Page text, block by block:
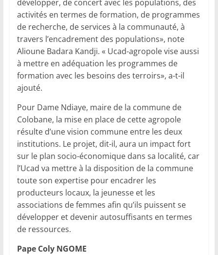
développer, de concert avec les populations, des
activités en termes de formation, de programmes
de recherche, de services à la communauté, à
travers l’encadrement des populations», note
Alioune Badara Kandji. « Ucad-agropole vise aussi
à mettre en adéquation les programmes de
formation avec les besoins des terroirs», a-t-il
ajouté.
Pour Dame Ndiaye, maire de la commune de
Colobane, la mise en place de cette agropole
résulte d’une vision commune entre les deux
institutions. Le projet, dit-il, aura un impact fort
sur le plan socio-économique dans sa localité, car
l’Ucad va mettre à la disposition de la commune
toute son expertise pour encadrer les
producteurs locaux, la jeunesse et les
associations de femmes afin qu’ils puissent se
développer et devenir autosuffisants en termes
de ressources.
Pape Coly NGOME